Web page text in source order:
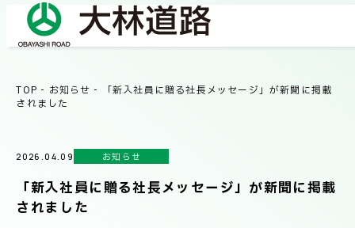
COMPANY
会社概要
社長メッセージ/企業理念
BUSINESS
事業紹介
TOP - お知らせ -
「新入社員に贈る社長メッセージ」が新聞に掲載
されました
2026.04.09 お知らせ
「新入社員に贈る社長メッセージ」が新聞に掲載
されました